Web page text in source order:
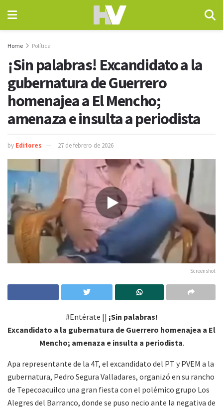
Home Política
¡Sin palabras! Excandidato a la
gubernatura de Guerrero
homenajea a El Mencho;
amenaza e insulta a periodista
by Editores 27 de febrero de 2026
Screenshot
#Entérate || ¡Sin palabras!
Excandidato a la gubernatura de Guerrero homenajea a El
Mencho; amenaza e insulta a periodista.
Apa representante de la 4T, el excandidato del PT y PVEM a la
gubernatura, Pedro Segura Valladares, organizó en su rancho
de Tepecoacuilco una gran fiesta con el polémico grupo Los
Alegres del Barranco, donde se puso necio ante la negativa de